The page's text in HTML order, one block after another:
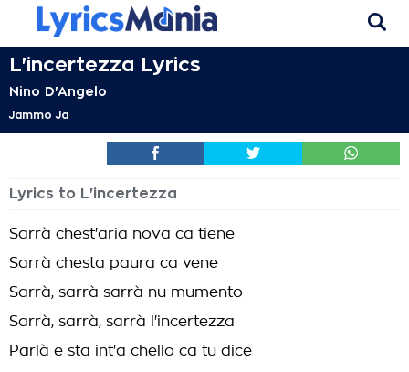
L'incertezza Lyrics
Nino D'Angelo
Jammo Ja
Lyrics to L'incertezza
Sarrà chest'aria nova ca tiene
Sarrà chesta paura ca vene
Sarrà, sarrà sarrà nu mumento
Sarrà, sarrà, sarrà l'incertezza
Parlà e sta int'a chello ca tu dice